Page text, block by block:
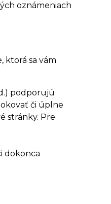
oznámeniach
ktorá sa vám
podporujú
či úplne
stránky. Pre
dokonca